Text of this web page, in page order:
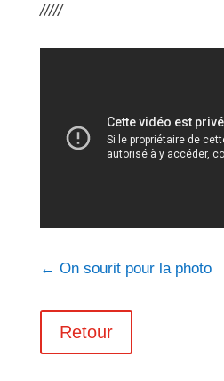
/////
← On sourit pour la photo
Retour